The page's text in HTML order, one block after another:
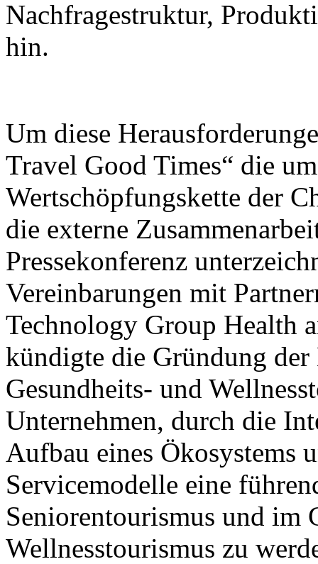
Nachfragestruktur,
hin.
Um diese
Travel Good Times“ die
Wertschöpfungskette der
die externe
Pressekonferenz
Vereinbarungen mit
Technology Group Health
kündigte die Gründung
Gesundheits- und
Unternehmen, durch die
Aufbau eines
Servicemodelle eine
Seniorentourismus und im
Wellnesstourismus zu